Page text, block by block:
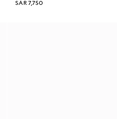
SAR 7,750